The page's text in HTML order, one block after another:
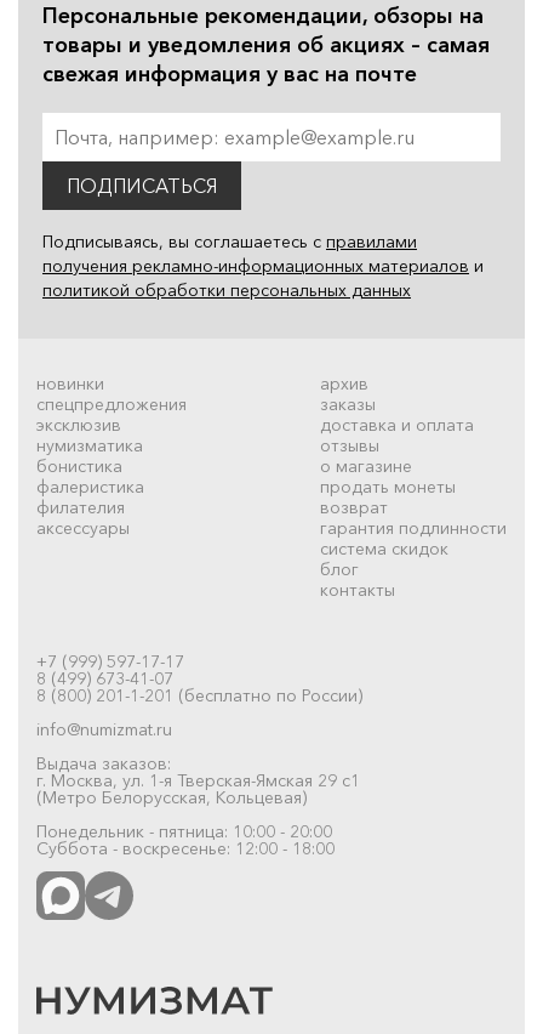
Персональные рекомендации, обзоры на
товары и уведомления об акциях – самая
свежая информация у вас на почте
ПОДПИСАТЬСЯ
Подписываясь, вы соглашаетесь с правилами
получения рекламно-информационных материалов и
политикой обработки персональных данных
новинки
спецпредложения
эксклюзив
нумизматика
бонистика
фалеристика
филателия
аксессуары
архив
заказы
доставка и оплата
отзывы
о магазине
продать монеты
возврат
гарантия подлинности
система скидок
блог
контакты
+7 (999) 597-17-17
8 (499) 673-41-07
8 (800) 201-1-201 (бесплатно по России)
info@numizmat.ru
Выдача заказов:
г. Москва, ул. 1-я Тверская-Ямская 29 с1
(Метро Белорусская, Кольцевая)
Понедельник - пятница: 10:00 - 20:00
Суббота - воскресенье: 12:00 - 18:00